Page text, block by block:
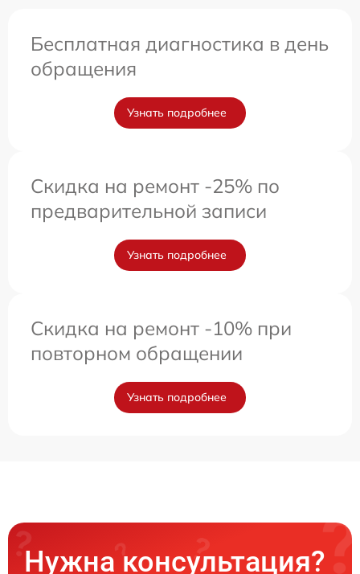
Бесплатная диагностика в день
обращения
Узнать подробнее
Скидка на ремонт -25% по
предварительной записи
Узнать подробнее
Скидка на ремонт -10% при
повторном обращении
Узнать подробнее
Нужна консультация?